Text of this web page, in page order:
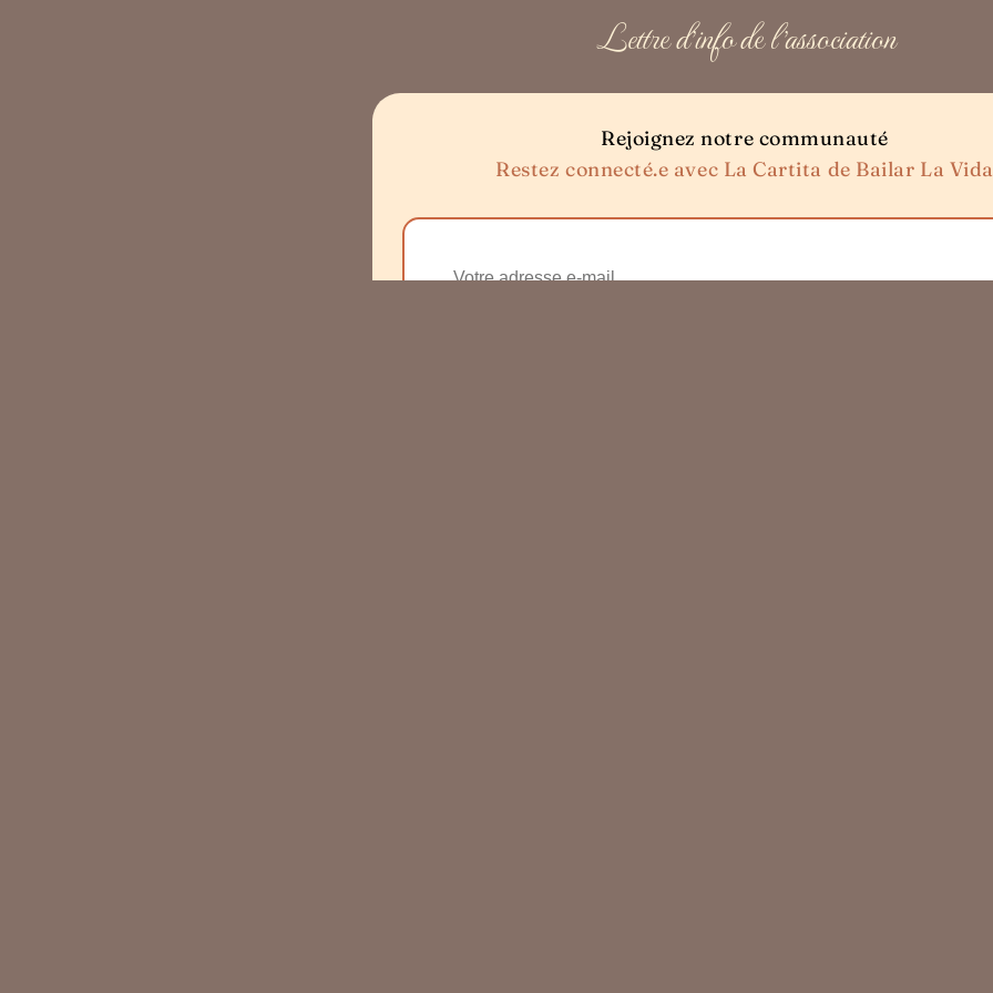
Lettre d'info de l'association
Rejoignez notre communauté
Restez connecté.e avec La Cartita de Bailar La Vida